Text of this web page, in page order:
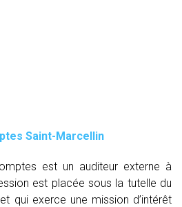
Saint-Marcellin
est un auditeur externe à
est placée sous la tutelle du
qui exerce une mission d’intérêt